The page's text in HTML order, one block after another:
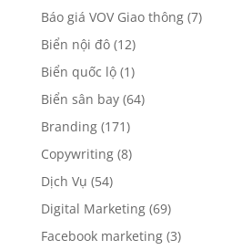
Báo giá VOV Giao thông(7)
Biển nội đô(12)
Biển quốc lộ(1)
Biển sân bay(64)
Branding(171)
Copywriting(8)
Dịch Vụ (54)
Digital Marketing(69)
Facebook marketing(3)